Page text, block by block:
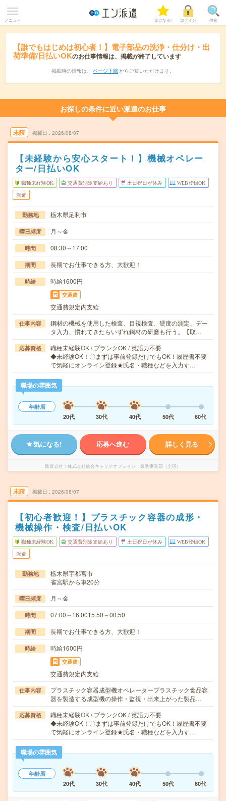
メニュー 気になる! ログイン 検索
【誰でもはじめは初心者！】電子部品の洗浄・仕分け・出
荷準備/日払いOKのお仕事情報は、掲載が終了しています
掲載時の情報は、 ページ下部 からご覧いただけます。
お探しの条件に近い派遣のお仕事
未読 掲載日 2026/08/07
【未経験から安心スタート！】機械オペレー
ター/日払いOK
職種未経験OK 交通費別途支給あり 土日祝日が休み WEB登録OK
派遣
勤務地 栃木県足利市
曜日頻度 月～金
時間 08:30～17:00
期間 長期でお仕事できる方、大歓迎！
時給 時給1600円
交通費
交通費規定内支給
仕事内容
鋼材の機械を使用した検査、目視検査、硬度の測定、デー
タ入力、慣れてきたらいずれ鋼材の研磨も行う。【取…
応募資格
職種未経験OK / ブランクOK / 英語力不要
◆未経験OK！〇まずは事前登録だけでもOK！履歴書不要
で気軽にオンライン登録★氏名・職種などを入力す…
職場の雰囲気
年齢層
20代
30代 40代 50代 60代
気になる! 応募へ進む 詳しく見る
派遣会社 株式会社綜合キャリアオプション 製造事業部（全国）
未読 掲載日 2026/08/07
【初心者歓迎！】プラスチック容器の成形・
機械操作・検査/日払いOK
職種未経験OK 交通費別途支給あり 土日祝日が休み WEB登録OK
派遣
勤務地
栃木県宇都宮市
雀宮駅から車20分
曜日頻度 月～金
時間 07:00～16:0015:50～00:50
期間 長期でお仕事できる方、大歓迎！
時給 時給1600円
交通費
交通費規定内支給
仕事内容
プラスチック容器成型機オペレータープラスチック食品容
器を製造する成型機の操作・監視・出来上がった製品…
応募資格
職種未経験OK / ブランクOK / 英語力不要
◆未経験OK！〇まずは事前登録だけでもOK！履歴書不要
で気軽にオンライン登録★氏名・職種などを入力す…
職場の雰囲気
年齢層
20代
30代 40代 50代 60代